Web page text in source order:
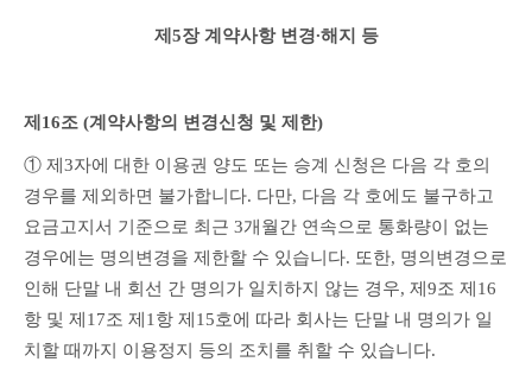
제5장 계약사항 변경∙해지 등
제16조 (계약사항의 변경신청 및 제한)
① 제3자에 대한 이용권 양도 또는 승계 신청은 다음 각 호의
경우를 제외하면 불가합니다. 다만, 다음 각 호에도 불구하고
요금고지서 기준으로 최근 3개월간 연속으로 통화량이 없는
경우에는 명의변경을 제한할 수 있습니다. 또한, 명의변경으로
인해 단말 내 회선 간 명의가 일치하지 않는 경우, 제9조 제16
항 및 제17조 제1항 제15호에 따라 회사는 단말 내 명의가 일
치할 때까지 이용정지 등의 조치를 취할 수 있습니다.